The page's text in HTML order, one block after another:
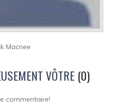
Macnee
VÔTRE (0)
commentaire!